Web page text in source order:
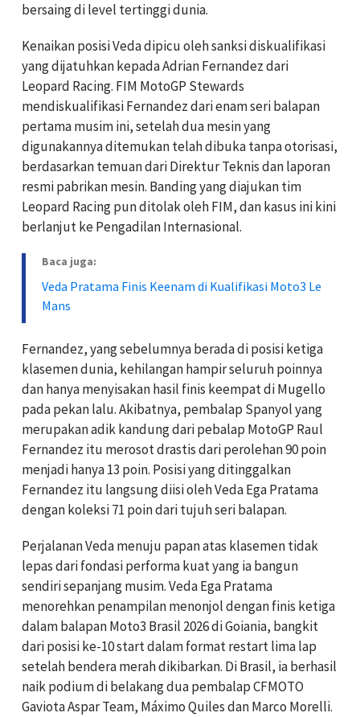
bersaing di level tertinggi dunia.
Kenaikan posisi Veda dipicu oleh sanksi diskualifikasi
yang dijatuhkan kepada Adrian Fernandez dari
Leopard Racing. FIM MotoGP Stewards
mendiskualifikasi Fernandez dari enam seri balapan
pertama musim ini, setelah dua mesin yang
digunakannya ditemukan telah dibuka tanpa otorisasi,
berdasarkan temuan dari Direktur Teknis dan laporan
resmi pabrikan mesin. Banding yang diajukan tim
Leopard Racing pun ditolak oleh FIM, dan kasus ini kini
berlanjut ke Pengadilan Internasional.
Baca juga:
Veda Pratama Finis Keenam di Kualifikasi Moto3 Le
Mans
Fernandez, yang sebelumnya berada di posisi ketiga
klasemen dunia, kehilangan hampir seluruh poinnya
dan hanya menyisakan hasil finis keempat di Mugello
pada pekan lalu. Akibatnya, pembalap Spanyol yang
merupakan adik kandung dari pebalap MotoGP Raul
Fernandez itu merosot drastis dari perolehan 90 poin
menjadi hanya 13 poin. Posisi yang ditinggalkan
Fernandez itu langsung diisi oleh Veda Ega Pratama
dengan koleksi 71 poin dari tujuh seri balapan.
Perjalanan Veda menuju papan atas klasemen tidak
lepas dari fondasi performa kuat yang ia bangun
sendiri sepanjang musim. Veda Ega Pratama
menorehkan penampilan menonjol dengan finis ketiga
dalam balapan Moto3 Brasil 2026 di Goiania, bangkit
dari posisi ke-10 start dalam format restart lima lap
setelah bendera merah dikibarkan. Di Brasil, ia berhasil
naik podium di belakang dua pembalap CFMOTO
Gaviota Aspar Team, Máximo Quiles dan Marco Morelli.